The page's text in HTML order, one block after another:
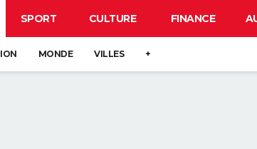
SPORT CULTURE FINANCE
MONDE VILLES +